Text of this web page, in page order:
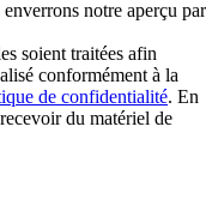
notre aperçu par
soient traitées afin
conformément à la
de confidentialité. En
du matériel de